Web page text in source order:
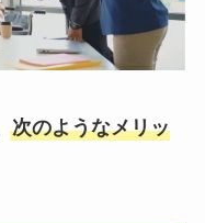
次のようなメリッ